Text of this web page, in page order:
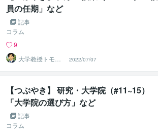
員の任期」など
記事
コラム
9
大学教授トモ｜
元東大教員
2022/07/07
【つぶやき】 研究・大学院（#11~15）
「大学院の選び方」など
記事
コラム